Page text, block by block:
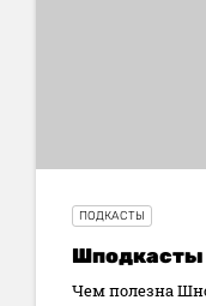
ПОДКАСТЫ
Шподкасты
Чем полезна